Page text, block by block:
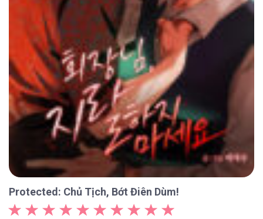
Protected: Chủ Tịch, Bớt Điên Dùm!